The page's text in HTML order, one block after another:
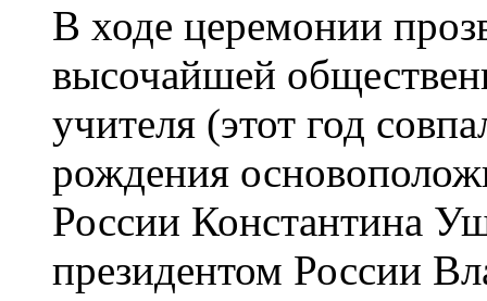
В ходе церемонии
высочайшей
учителя (этот год
рождения
России Константина
президентом России